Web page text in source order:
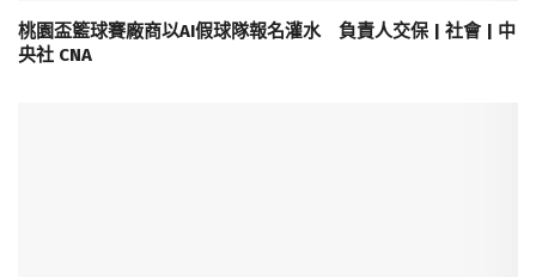
桃園盃籃球賽廠商以AI假球隊報名灌水 負責人交保 | 社會 | 中
央社 CNA